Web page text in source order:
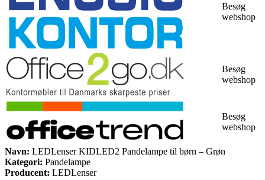
Besøg
webshop
Besøg
webshop
Besøg
webshop
Navn: LEDLenser KIDLED2 Pandelampe til børn – Grøn
Kategori: Pandelampe
Producent: LEDLenser